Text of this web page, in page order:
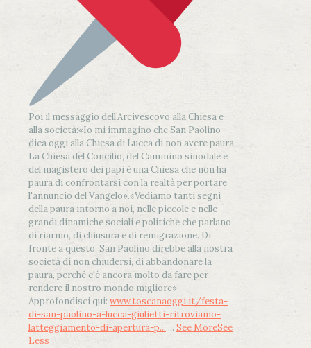
Poi il messaggio dell’Arcivescovo alla Chiesa e
alla società:«Io mi immagino che San Paolino
dica oggi alla Chiesa di Lucca di non avere paura.
La Chiesa del Concilio, del Cammino sinodale e
del magistero dei papi è una Chiesa che non ha
paura di confrontarsi con la realtà per portare
l'annuncio del Vangelo».«Vediamo tanti segni
della paura intorno a noi, nelle piccole e nelle
grandi dinamiche sociali e politiche che parlano
di riarmo, di chiusura e di remigrazione. Di
fronte a questo, San Paolino direbbe alla nostra
società di non chiudersi, di abbandonare la
paura, perché c'è ancora molto da fare per
rendere il nostro mondo migliore»
Approfondisci qui: www.toscanaoggi.it/festa-
di-san-paolino-a-lucca-giulietti-ritroviamo-
latteggiamento-di-apertura-p... ... See MoreSee
Less